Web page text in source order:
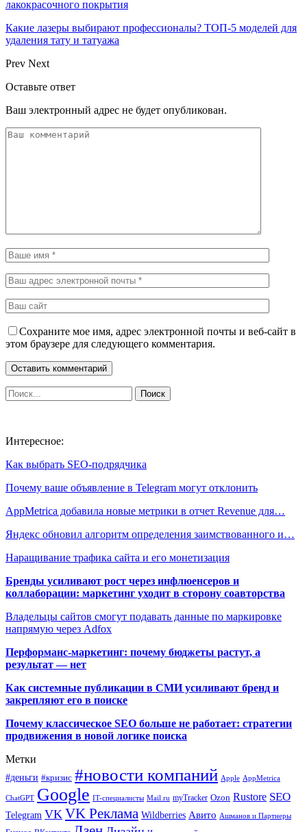
лакокрасочного покрытия
Какие лазеры выбирают профессионалы? ТОП-5 моделей для
удаления тату и татуажа
Prev Next
Оставьте ответ
Ваш электронный адрес не будет опубликован.
Сохраните мое имя, адрес электронной почты и веб-сайт в
этом браузере для следующего комментария.
Интересное:
Как выбрать SEO-подрядчика
Почему ваше объявление в Telegram могут отклонить
AppMetrica добавила новые метрики в отчет Revenue для…
Яндекс обновил алгоритм определения заимствованного и…
Наращивание трафика сайта и его монетизация
Бренды усиливают рост через инфлюенсеров и
коллаборации: маркетинг уходит в сторону соавторства
Владельцы сайтов смогут подавать данные по маркировке
напрямую через Adfox
Перформанс-маркетинг: почему бюджеты растут, а
результат — нет
Как системные публикации в СМИ усиливают бренд и
закрепляют его в поиске
Почему классическое SEO больше не работает: стратегии
продвижения в новой логике поиска
Метки
#деньги #кризис #новости компаний Apple AppMetrica
ChatGPT Google IT-специалисты Mail.ru myTracker Ozon Rustore SEO
Telegram VK VK Реклама Wildberries Авито Ашманов и Партнеры